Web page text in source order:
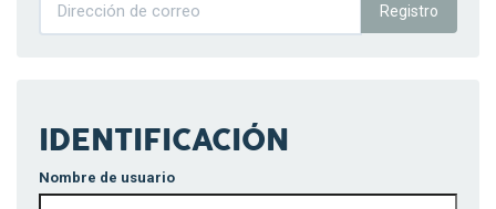
Registro
IDENTIFICACIÓN
Nombre de usuario